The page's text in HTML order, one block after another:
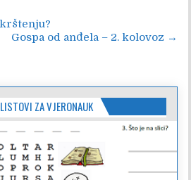
Gospa od anđela – 2. kolovoz →
ZA VJERONAUK